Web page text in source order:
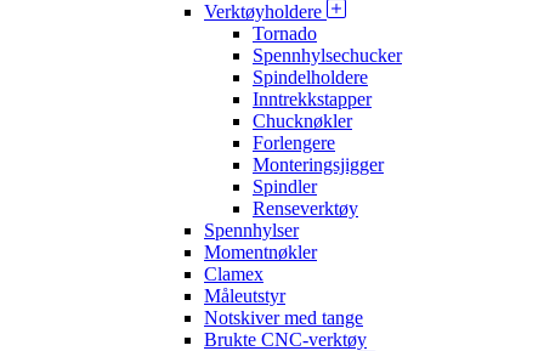
Verktøyholdere
Tornado
Spennhylsechucker
Spindelholdere
Inntrekkstapper
Chucknøkler
Forlengere
Monteringsjigger
Spindler
Renseverktøy
Spennhylser
Momentnøkler
Clamex
Måleutstyr
Notskiver med tange
Brukte CNC-verktøy